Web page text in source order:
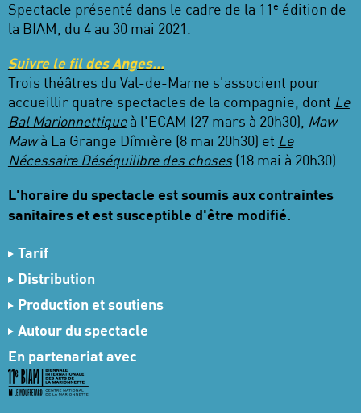
Spectacle présenté dans le cadre de la 11 e édition de
la BIAM, du 4 au 30 mai 2021.
Suivre le fil des Anges...
Trois théâtres du Val-de-Marne s'associent pour
accueillir quatre spectacles de la compagnie, dont Le
Bal Marionnettiqueà l'ECAM (27 mars à 20h30), Maw
Mawà La Grange Dîmière (8 mai 20h30) et Le
Nécessaire Déséquilibre des choses(18 mai à 20h30)
L'horaire du spectacle est soumis aux contraintes
sanitaires et est susceptible d'être modifié.
Tarif
Focus Les Anges
puis9€les autres spectacles du cycle
Anges
19 €Tarif plein
13 €Tarif réduit
Distribution
Les artistes qui conversent
Le regard qui fictionne
VoixNoëmi Waysfeld
Simonini
VioloncelleMartina Rodriguez
Production et soutiens
CoproductionFestival mondial des théâtres de
Vita, Les Anges au Plafond Une commande du
Festival mondial des théâtres de marionnettes de
Autour du spectacle
Évènements
En partenariat avec